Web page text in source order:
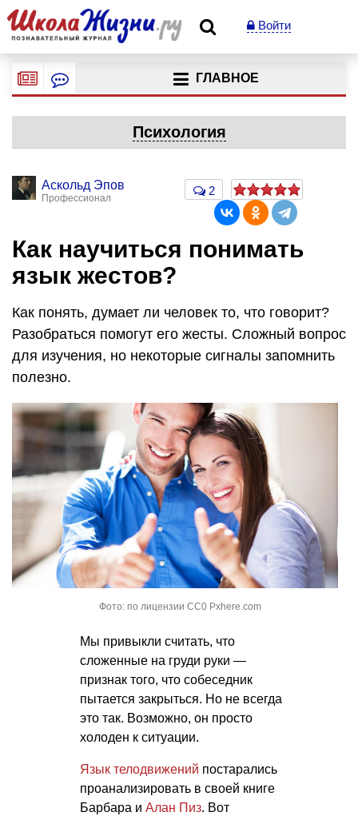
Войти
ГЛАВНОЕ
Психология
Аскольд Эпов
Профессионал
2
Как научиться понимать
язык жестов?
Как понять, думает ли человек то, что говорит?
Разобраться помогут его жесты. Сложный вопрос
для изучения, но некоторые сигналы запомнить
полезно.
Фото: по лицензии CC0 Pxhere.com
Мы привыкли считать, что
сложенные на груди руки —
признак того, что собеседник
пытается закрыться. Но не всегда
это так. Возможно, он просто
холоден к ситуации.
Язык телодвижений постарались
проанализировать в своей книге
Барбара и Алан Пиз. Вот